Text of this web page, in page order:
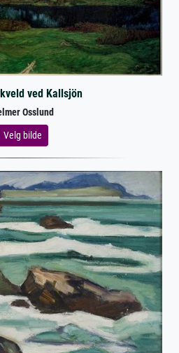
ved Kallsjön
Osslund
Velg bilde